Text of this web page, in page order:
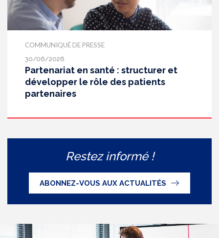
COMMUNIQUÉ DE PRESSE
30/06/2026
Partenariat en santé : structurer et
développer le rôle des patients
partenaires
Restez informé !
ABONNEZ-VOUS AUX ACTUALITÉS